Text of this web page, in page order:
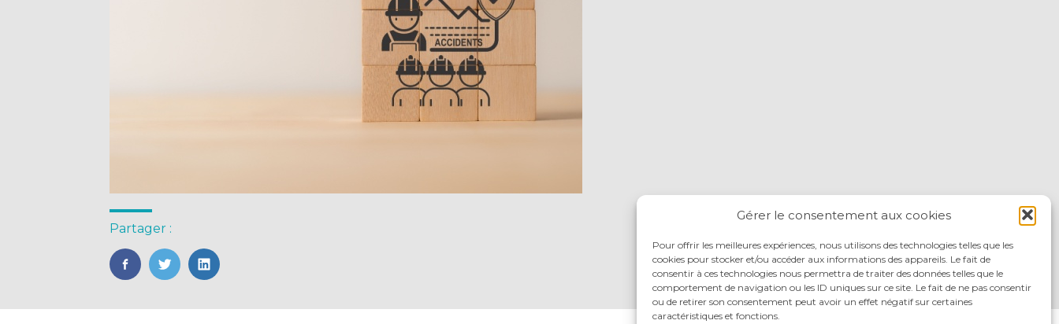
Gérer le consentement aux cookies
Pour offrir les meilleures expériences, nous utilisons des technologies telles que les
cookies pour stocker et/ou accéder aux informations des appareils. Le fait de
consentir à ces technologies nous permettra de traiter des données telles que le
comportement de navigation ou les ID uniques sur ce site. Le fait de ne pas consentir
ou de retirer son consentement peut avoir un effet négatif sur certaines
caractéristiques et fonctions.
Partager :
FaceBook
TwitterLinkedIn